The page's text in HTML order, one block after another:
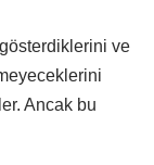
ve
Ancak bu